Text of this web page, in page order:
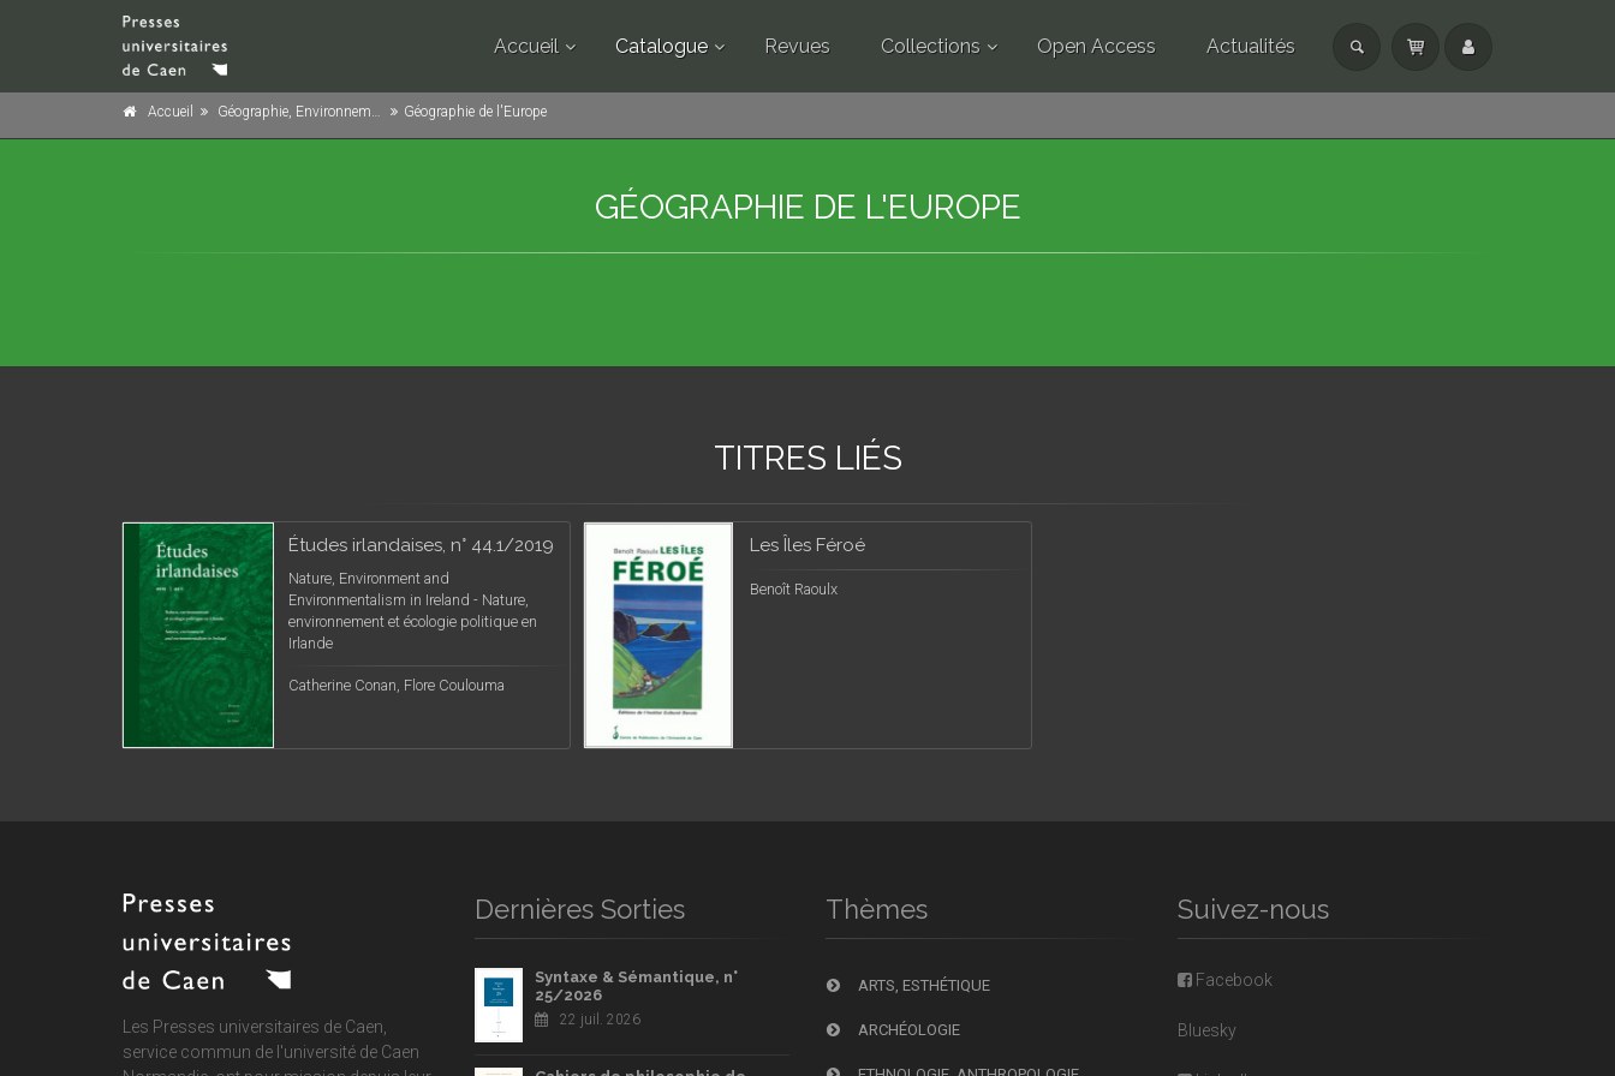
Accueil Catalogue Revues Collections Open Access Actualités
Accueil Géographie, Environnement Géographie de l'Europe
GÉOGRAPHIE DE L'EUROPE
TITRES LIÉS
Études irlandaises, n° 44.1/2019
Nature, Environment and
Environmentalism in Ireland - Nature,
environnement et écologie politique en
Irlande
Catherine Conan, Flore Coulouma
Les Îles Féroé
Benoît Raoulx
Les Presses universitaires de Caen,
service commun de l'université de Caen
Dernières Sorties
Syntaxe & Sémantique, n°
25/2026
22 juil. 2026
Thèmes
ARTS, ESTHÉTIQUE
ARCHÉOLOGIE
Suivez-nous
Facebook
Bluesky